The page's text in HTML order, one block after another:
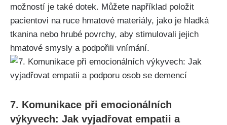
možností je také dotek. Můžete například položit
pacientovi na ruce hmatové materiály, jako je hladká
tkanina nebo hrubé povrchy, aby stimulovali jejich
hmatové smysly a podpořili vnímání.
7. Komunikace při emocionálních
výkyvech: Jak vyjadřovat empatii a